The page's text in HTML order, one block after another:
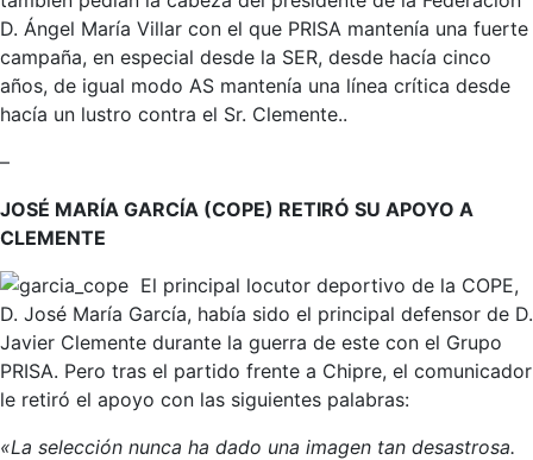
D. Ángel María Villar con el que PRISA mantenía una fuerte
campaña, en especial desde la SER, desde hacía cinco
años, de igual modo AS mantenía una línea crítica desde
hacía un lustro contra el Sr. Clemente..
–
JOSÉ MARÍA GARCÍA (COPE) RETIRÓ SU APOYO A
CLEMENTE
El principal locutor deportivo de la COPE,
D. José María García, había sido el principal defensor de D.
Javier Clemente durante la guerra de este con el Grupo
PRISA. Pero tras el partido frente a Chipre, el comunicador
le retiró el apoyo con las siguientes palabras:
«La selección nunca ha dado una imagen tan desastrosa.